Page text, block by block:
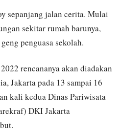
sepanjang jalan cerita. Mulai
sekitar rumah barunya,
penguasa sekolah.
rencananya akan diadakan
Jakarta pada 13 sampai 16
kali kedua Dinas Pariwisata
DKI Jakarta